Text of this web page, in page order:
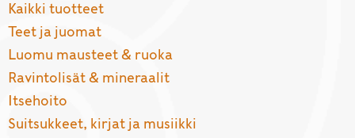
Kaikki tuotteet
Teet ja juomat
Luomu mausteet & ruoka
Ravintolisät & mineraalit
Itsehoito
Suitsukkeet, kirjat ja musiikki